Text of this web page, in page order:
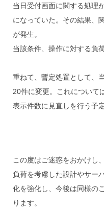
当日受付画面に関する処理
になっていた。その結果、
が発生。
当該条件、操作に対する負
重ねて、暫定処置として、
20件に変更。これについて
表示件数に見直しを行う予定
この度はご迷惑をおかけし
負荷を考慮した設計やサー
化を強化し、今後は同様の
ります。